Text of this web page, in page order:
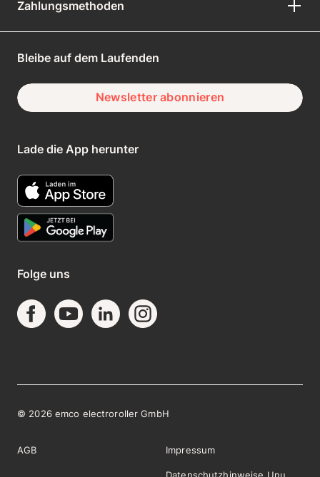
Zahlungsmethoden
Bleibe auf dem Laufenden
Newsletter abonnieren
Lade die App herunter
Folge uns
© 2026 emco electroroller GmbH
AGB Impressum